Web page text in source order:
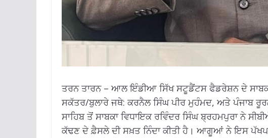
ਤਰਨ ਤਾਰਨ – ਆਲ ਇੰਡੀਆ ਸਿੱਖ ਸਟੂਡੈਂਟਸ ਫੈਡਰੇਸ਼ਨ ਦੇ
ਸਕੱਤਰ/ਬੁਲਾਰੇ ਜਥੇ: ਕਰਨੈਲ ਸਿੰਘ ਪੀਰ ਮੁਹੰਮਦ, ਅਤੇ ਪੰਜਾਬ
ਸਾਹਿਬ ਤੋਂ ਸਾਬਕਾ ਵਿਧਾਇਕ ਰਵਿੰਦਰ ਸਿੰਘ ਬ੍ਰਹਮਪੁਰਾ ਨੇ
ਕੱਢਣ ਦੇ ਫ਼ੈਸਲੇ ਦੀ ਸਖ਼ਤ ਨਿੰਦਾ ਕੀਤੀ ਹੈ। ਆਗੂਆਂ ਨੇ ਇਸ